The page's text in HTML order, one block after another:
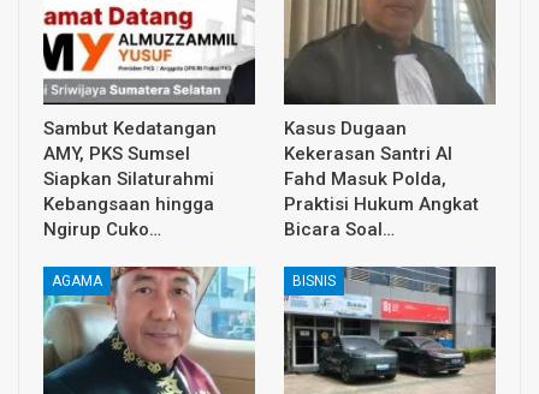
Sambut Kedatangan
AMY, PKS Sumsel
Siapkan Silaturahmi
Kebangsaan hingga
Ngirup Cuko…
Kasus Dugaan
Kekerasan Santri Al
Fahd Masuk Polda,
Praktisi Hukum Angkat
Bicara Soal…
AGAMA BISNIS